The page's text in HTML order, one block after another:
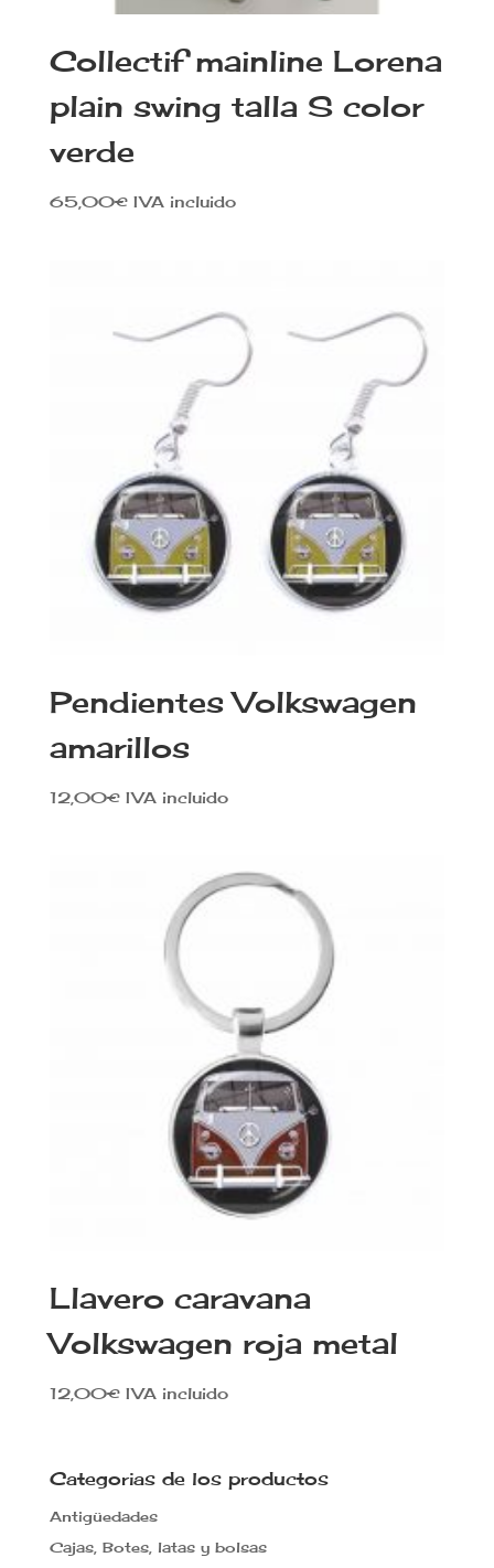
Collectif mainline Lorena
plain swing talla S color
verde
65,00€ IVA incluido
Pendientes Volkswagen
amarillos
12,00€ IVA incluido
Llavero caravana
Volkswagen roja metal
12,00€ IVA incluido
Categorias de los productos
Antigüedades
Cajas, Botes, latas y bolsas